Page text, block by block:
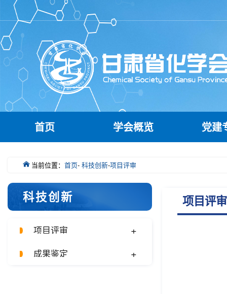
首页 学会概览 党建
当前位置： 首页- 科技创新-项目评审
科技创新
项目评审 +
成果鉴定 +
项目评审